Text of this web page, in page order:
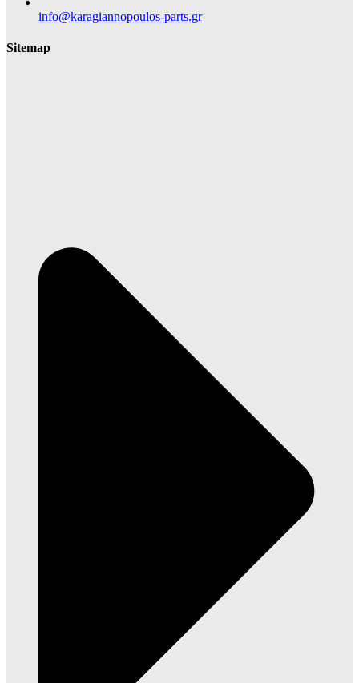
info@karagiannopoulos-parts.gr
Sitemap